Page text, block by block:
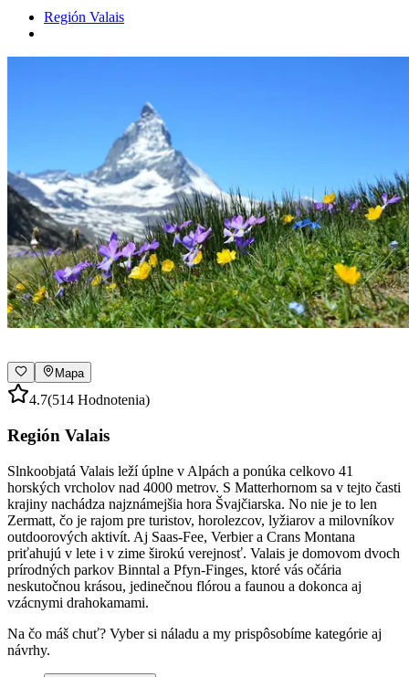
Región Valais
Mapa
4.7(514 Hodnotenia)
Región Valais
Slnkoobjatá Valais leží úplne v Alpách a ponúka celkovo 41
horských vrcholov nad 4000 metrov. S Matterhornom sa v tejto časti
krajiny nachádza najznámejšia hora Švajčiarska. No nie je to len
Zermatt, čo je rajom pre turistov, horolezcov, lyžiarov a milovníkov
outdoorových aktivít. Aj Saas-Fee, Verbier a Crans Montana
priťahujú v lete i v zime širokú verejnosť. Valais je domovom dvoch
prírodných parkov Binntal a Pfyn-Finges, ktoré vás očária
neskutočnou krásou, jedinečnou flórou a faunou a dokonca aj
vzácnymi drahokamami.
Na čo máš chuť? Vyber si náladu a my prispôsobíme kategórie aj
návrhy.